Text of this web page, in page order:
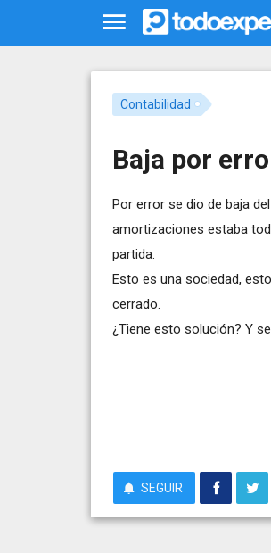
Contabilidad
Baja por
Por error se dio de baja
amortizaciones estaba
partida.
Esto es una sociedad,
cerrado.
¿Tiene esto solución? Y
SEGUIR